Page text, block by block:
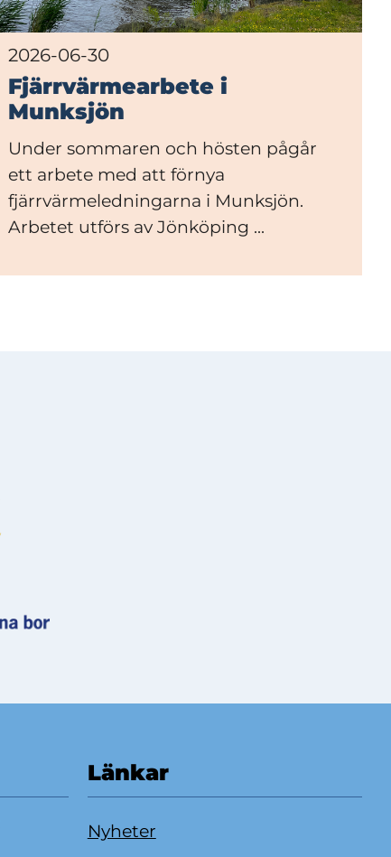
2026-06-30
Fjärrvärmearbete i
Munksjön
Under sommaren och hösten pågår
ett arbete med att förnya
fjärrvärmeledningarna i Munksjön.
Arbetet utförs av Jönköping ...
Länkar
Nyheter